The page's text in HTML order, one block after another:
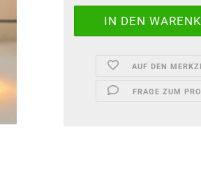
AUF DEN
FRAGE ZUM